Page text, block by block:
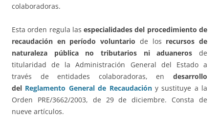
colaboradoras.
Esta orden regula lasespecialidades del procedimiento de
recaudación en período voluntario de los recursos de
naturaleza pública no tributarios ni aduaneros de
titularidad de la Administración General del Estado a
través de entidades colaboradoras, en desarrollo
del Reglamento General de Recaudacióny sustituye a la
Orden PRE/3662/2003, de 29 de diciembre. Consta de
nueve artículos.